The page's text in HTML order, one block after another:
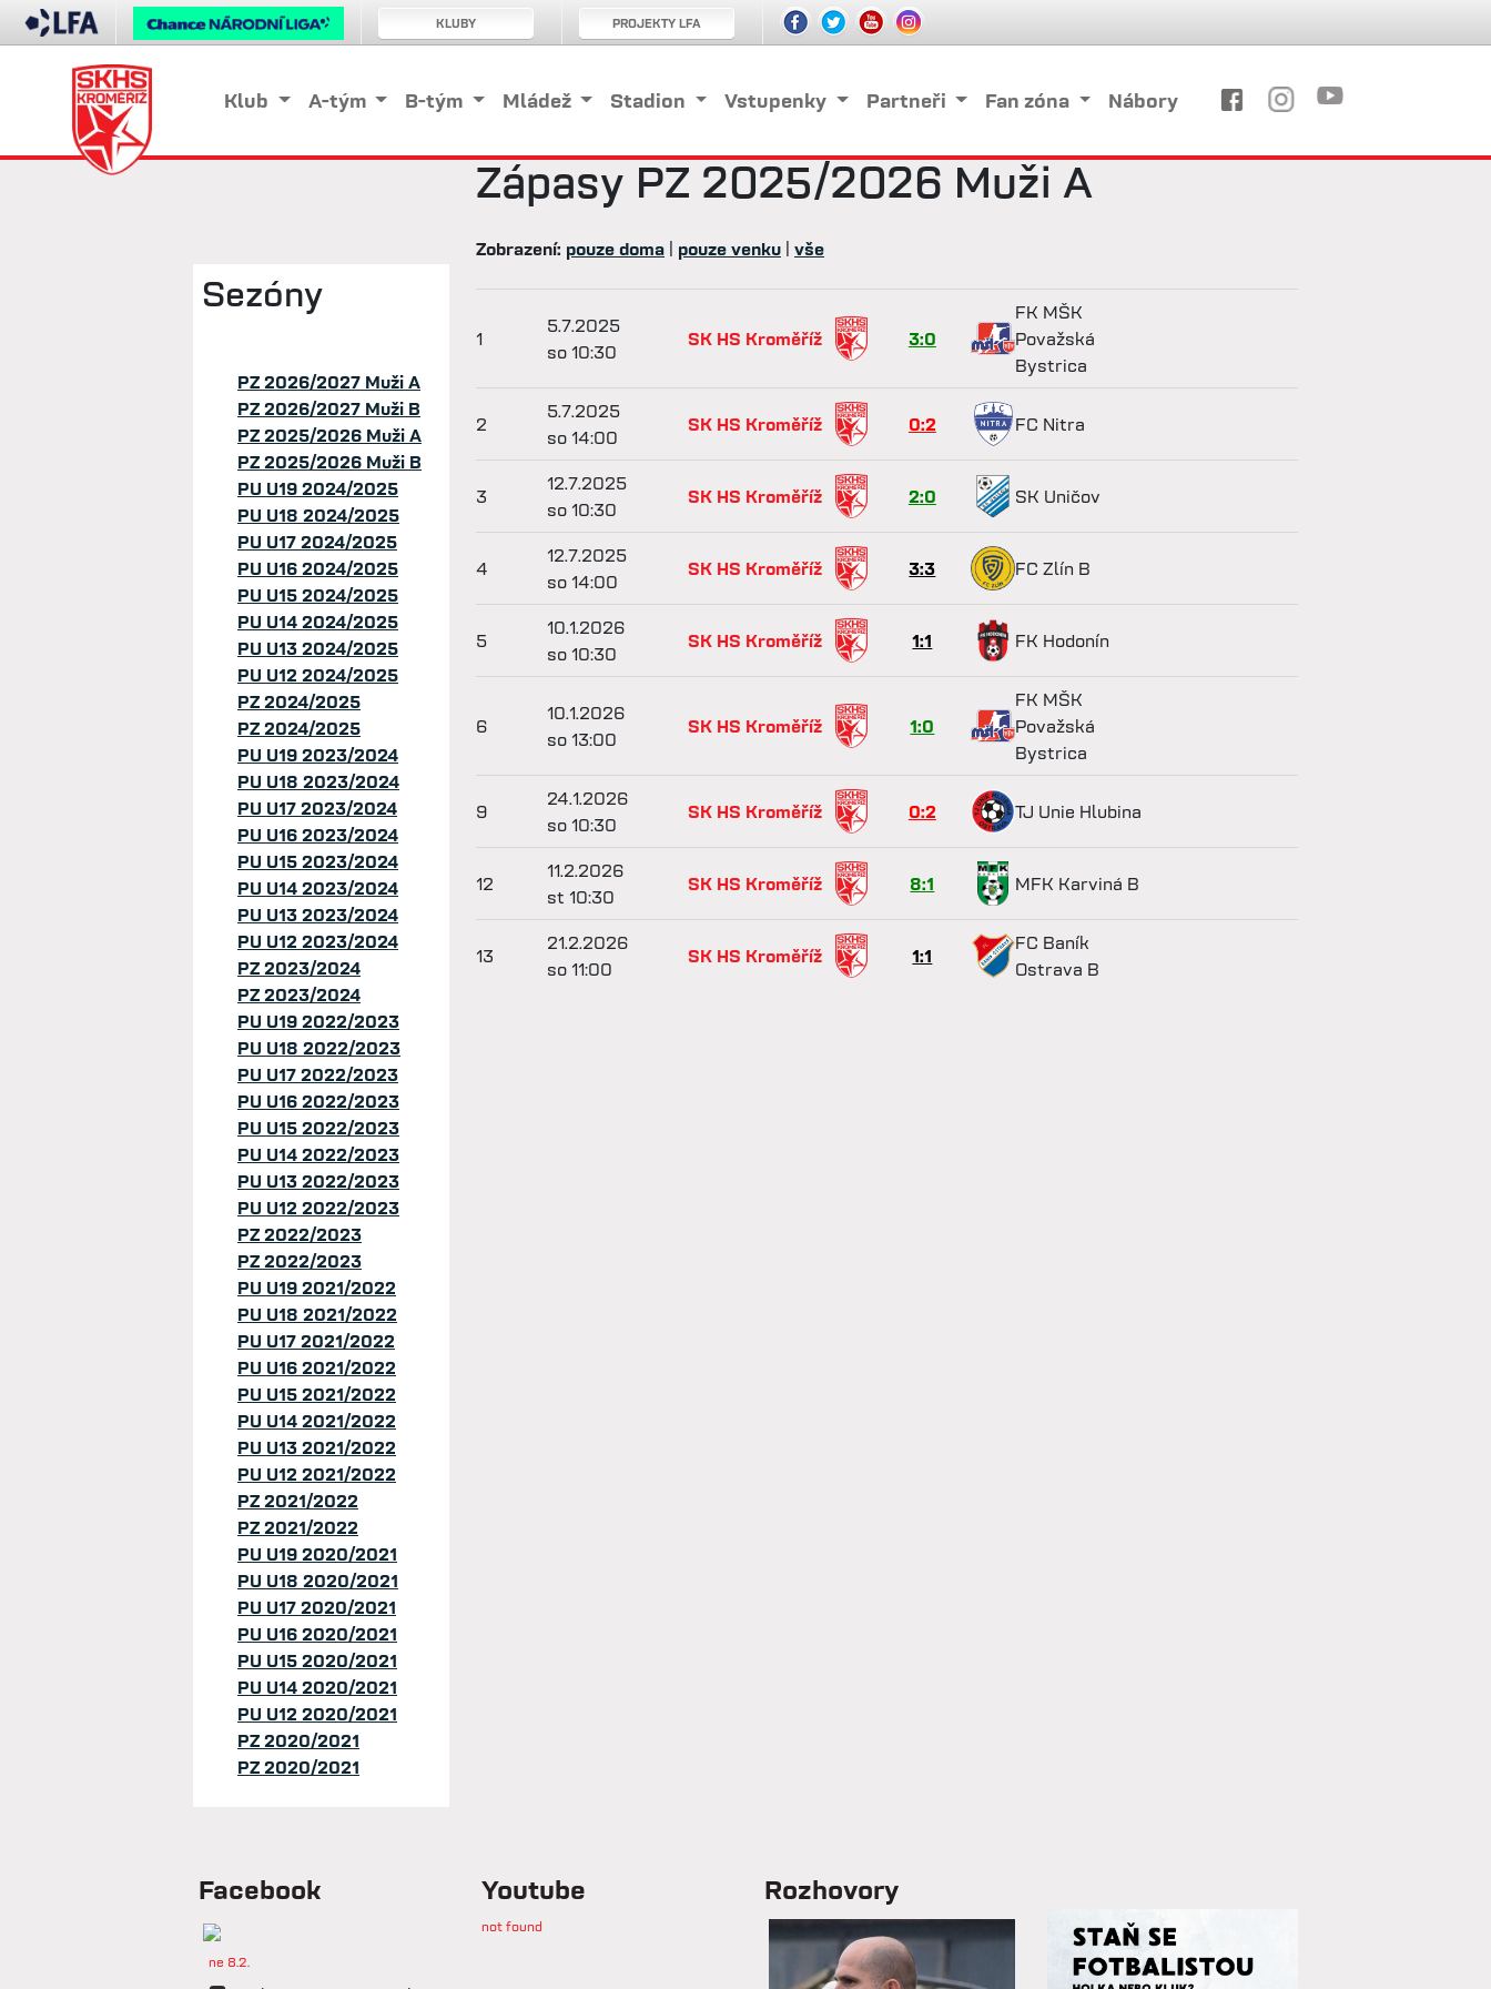
Klub A-tým B-tým Mládež Stadion Vstupenky Partneři Fan zóna Nábory
Sezóny
PZ 2026/2027 Muži A
PZ 2026/2027 Muži B
PZ 2025/2026 Muži A
PZ 2025/2026 Muži B
PU U19 2024/2025
PU U18 2024/2025
PU U17 2024/2025
PU U16 2024/2025
PU U15 2024/2025
PU U14 2024/2025
PU U13 2024/2025
PU U12 2024/2025
PZ 2024/2025
PZ 2024/2025
PU U19 2023/2024
PU U18 2023/2024
PU U17 2023/2024
PU U16 2023/2024
PU U15 2023/2024
PU U14 2023/2024
PU U13 2023/2024
PU U12 2023/2024
PZ 2023/2024
PZ 2023/2024
PU U19 2022/2023
PU U18 2022/2023
PU U17 2022/2023
PU U16 2022/2023
PU U15 2022/2023
PU U14 2022/2023
PU U13 2022/2023
PU U12 2022/2023
PZ 2022/2023
PZ 2022/2023
PU U19 2021/2022
PU U18 2021/2022
PU U17 2021/2022
PU U16 2021/2022
PU U15 2021/2022
PU U14 2021/2022
PU U13 2021/2022
PU U12 2021/2022
PZ 2021/2022
PZ 2021/2022
PU U19 2020/2021
PU U18 2020/2021
PU U17 2020/2021
PU U16 2020/2021
PU U15 2020/2021
PU U14 2020/2021
PU U12 2020/2021
PZ 2020/2021
PZ 2020/2021
Zápasy PZ 2025/2026 Muži A
Zobrazení: pouze doma pouze venku vše
1
5.7.2025
so 10:30
SK HS Kroměříž 3:0
FK MŠK
Považská
Bystrica
2
5.7.2025
so 14:00
SK HS Kroměříž 0:2 FC Nitra
3
12.7.2025
so 10:30
SK HS Kroměříž 2:0 SK Uničov
4
12.7.2025
so 14:00
SK HS Kroměříž 3:3 FC Zlín B
5
10.1.2026
so 10:30
SK HS Kroměříž 1:1 FK Hodonín
6
10.1.2026
so 13:00
SK HS Kroměříž 1:0
FK MŠK
Považská
Bystrica
9
24.1.2026
so 10:30
SK HS Kroměříž 0:2 TJ Unie Hlubina
12
11.2.2026
st 10:30
SK HS Kroměříž 8:1 MFK Karviná B
13
21.2.2026
so 11:00
SK HS Kroměříž 1:1
FC Baník
Ostrava B
Facebook
ne 8.2.
Youtube
not found
Rozhovory
KLUBY PROJEKTY LFA